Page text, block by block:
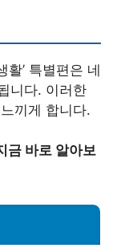
활’ 특별편은 네
니다. 이러한
끼게 합니다.
금 바로 알아보